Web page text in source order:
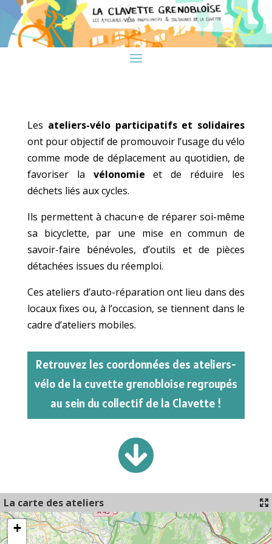
Les ateliers-vélo participatifs et solidaires
ont pour objectif de promouvoir l’usage du vélo
comme mode de déplacement au quotidien, de
favoriser la vélonomie et de réduire les
déchets liés aux cycles.
Ils permettent à chacun·e de réparer soi-même
sa bicyclette, par une mise en commun de
savoir-faire bénévoles, d’outils et de pièces
détachées issues du réemploi.
Ces ateliers d’auto-réparation ont lieu dans des
locaux fixes ou, à l’occasion, se tiennent dans le
cadre d’ateliers mobiles.
Retrouvez les coordonnées des ateliers-
vélo de la cuvette grenobloise regroupés
au sein du collectif de la Clavette !

La carte des ateliers
+